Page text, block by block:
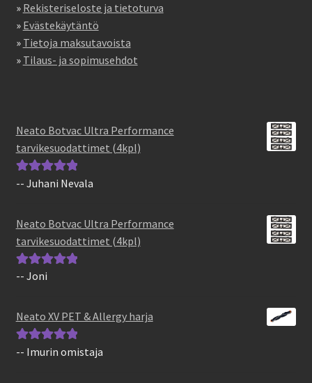
» Rekisteriseloste ja tietoturva
» Evästekäytäntö
» Tietoja maksutavoista
» Tilaus- ja sopimusehdot
Neato Botvac Ultra Performance
tarvikesuodattimet (4kpl)
Arvostelu
-- Juhani Nevala
Neato Botvac Ultra Performance
tarvikesuodattimet (4kpl)
Arvostelu
-- Joni
Neato XV PET & Allergy harja
Arvostelu
-- Imurin omistaja